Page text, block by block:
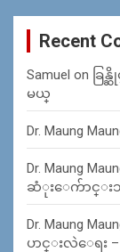
Recent
Samuel on ခြ
မယ္
Dr. Maung
Dr. Maung
ဆံုးေက်ာင္းသာ
Dr. Maung
ပာင္းလဲေရး